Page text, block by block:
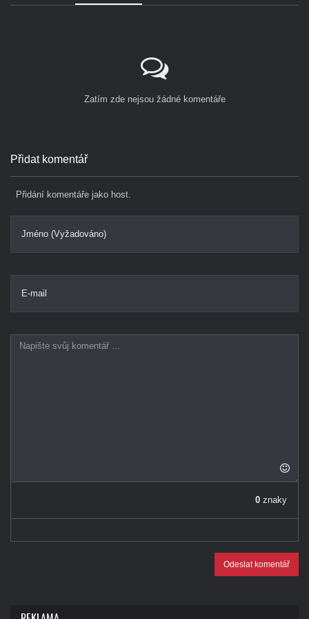
Zatím zde nejsou žádné komentáře
Přidat komentář
Přidání komentáře jako host.
Jméno (Vyžadováno)
E-mail
0 znaky
Odeslat komentář